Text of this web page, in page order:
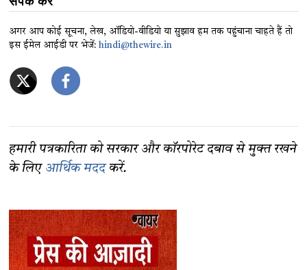
अगर आप कोई सूचना, लेख, ऑडियो-वीडियो या सुझाव हम तक पहुंचाना चाहते हैं तो
इस ईमेल आईडी पर भेजें:hindi@thewire.in
हमारी पत्रकारिता को सरकार और कॉरपोरेट दबाव से मुक्त रखने
के लिए आर्थिक मददकरें.